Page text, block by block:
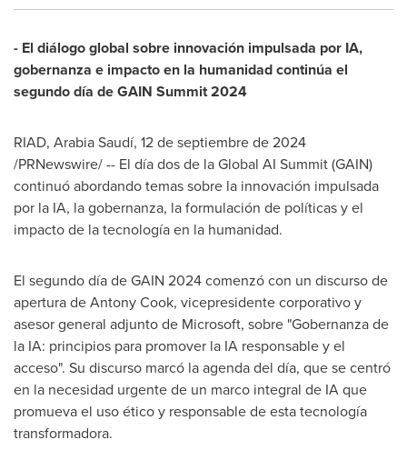
- El diálogo global sobre innovación impulsada por IA,
gobernanza e impacto en la humanidad continúa el
segundo día de GAIN Summit 2024
RIAD, Arabia Saudí, 12 de septiembre de 2024
/PRNewswire/ -- El día dos de la Global AI Summit (GAIN)
continuó abordando temas sobre la innovación impulsada
por la IA, la gobernanza, la formulación de políticas y el
impacto de la tecnología en la humanidad.
El segundo día de GAIN 2024 comenzó con un discurso de
apertura deAntony Cook, vicepresidente corporativo y
asesor general adjunto de Microsoft, sobre "Gobernanza de
la IA: principios para promover la IA responsable y el
acceso". Su discurso marcó la agenda del día, que se centró
en la necesidad urgente de un marco integral de IA que
promueva el uso ético y responsable de esta tecnología
transformadora.